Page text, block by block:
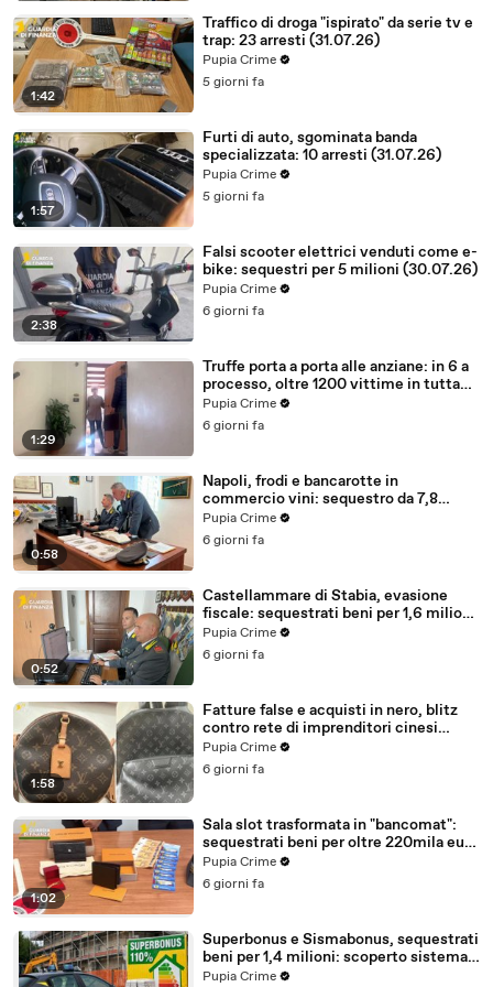
1:42
Traffico di droga "ispirato" da serie tv e
trap: 23 arresti (31.07.26)
Pupia Crime
5 giorni fa
1:57
Furti di auto, sgominata banda
specializzata: 10 arresti (31.07.26)
Pupia Crime
5 giorni fa
2:38
Falsi scooter elettrici venduti come e-
bike: sequestri per 5 milioni (30.07.26)
Pupia Crime
6 giorni fa
1:29
Truffe porta a porta alle anziane: in 6 a
processo, oltre 1200 vittime in tutta
Italia (30.07.26)
Pupia Crime
6 giorni fa
0:58
Napoli, frodi e bancarotte in
commercio vini: sequestro da 7,8
milioni (30.07.26)
Pupia Crime
6 giorni fa
0:52
Castellammare di Stabia, evasione
fiscale: sequestrati beni per 1,6 milioni
ad un consorzio navale (29.07.26)
Pupia Crime
6 giorni fa
1:58
Fatture false e acquisti in nero, blitz
contro rete di imprenditori cinesi
sequestri per 8,5 milioni (29.07.26)
Pupia Crime
6 giorni fa
1:02
Sala slot trasformata in "bancomat":
sequestrati beni per oltre 220mila euro
a due coniugi (29.07.26)
Pupia Crime
6 giorni fa
Superbonus e Sismabonus, sequestrati
beni per 1,4 milioni: scoperto sistema
con false abitazioni (29.07.26)
Pupia Crime